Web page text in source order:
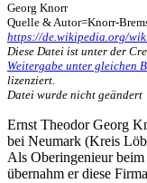
Georg Knorr
Quelle & Autor=Knorr-
https://de.wikipedia.org/
Diese Datei ist unter der
Weitergabe unter gleichen
lizenziert.
Datei wurde nicht geändert
Ernst Theodor Georg
bei Neumark (Kreis
Als Oberingenieur
übernahm er diese